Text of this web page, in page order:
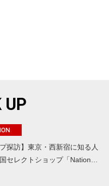
UP
プ探訪】東京・西新宿に知る人
セレクトショップ「Nation…